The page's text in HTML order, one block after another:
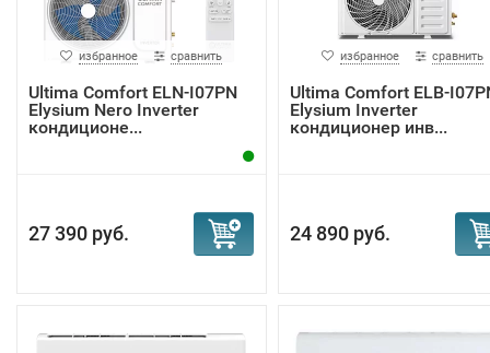
избранное сравнить
Ultima Comfort ELN-I07PN
Elysium Nero Inverter
кондиционе...
27 390 руб.
избранное сравнить
Ultima Comfort ELB-
Elysium Inverter
кондиционер инв...
24 890 руб.